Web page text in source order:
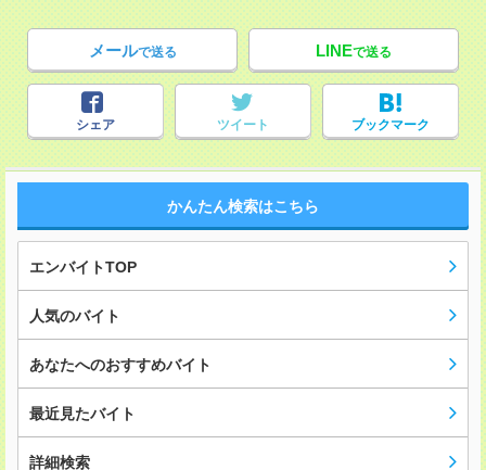
メールで送る LINEで送る
シェア ツイート ブックマーク
かんたん検索はこちら
エンバイトTOP
人気のバイト
あなたへのおすすめバイト
最近見たバイト
詳細検索